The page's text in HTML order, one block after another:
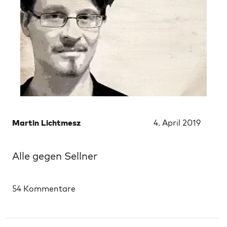
Martin Lichtmesz 4. April 2019
Alle gegen Sellner
54 Kommentare